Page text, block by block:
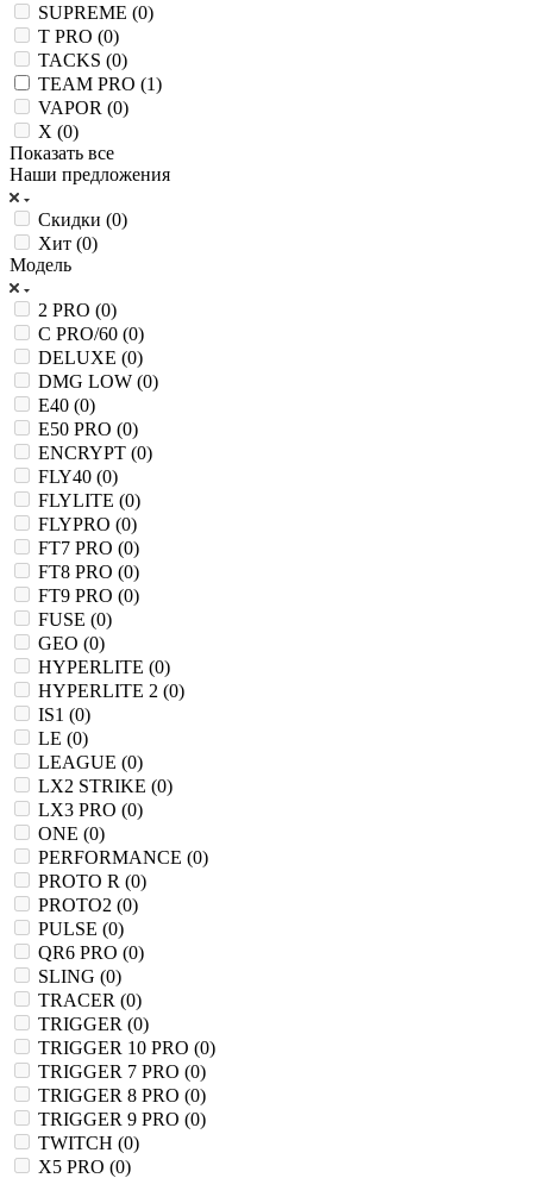
SUPREME (0)
T PRO (0)
TACKS (0)
TEAM PRO (1)
VAPOR (0)
X (0)
Показать все
Наши предложения
Скидки (0)
Хит (0)
Модель
2 PRO (0)
C PRO/60 (0)
DELUXE (0)
DMG LOW (0)
E40 (0)
E50 PRO (0)
ENCRYPT (0)
FLY40 (0)
FLYLITE (0)
FLYPRO (0)
FT7 PRO (0)
FT8 PRO (0)
FT9 PRO (0)
FUSE (0)
GEO (0)
HYPERLITE (0)
HYPERLITE 2 (0)
IS1 (0)
LE (0)
LEAGUE (0)
LX2 STRIKE (0)
LX3 PRO (0)
ONE (0)
PERFORMANCE (0)
PROTO R (0)
PROTO2 (0)
PULSE (0)
QR6 PRO (0)
SLING (0)
TRACER (0)
TRIGGER (0)
TRIGGER 10 PRO (0)
TRIGGER 7 PRO (0)
TRIGGER 8 PRO (0)
TRIGGER 9 PRO (0)
TWITCH (0)
X5 PRO (0)